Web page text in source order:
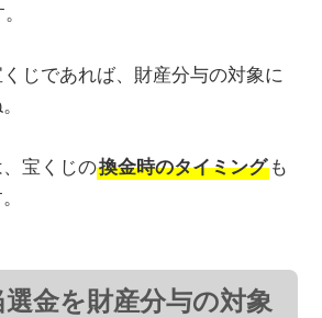
じであれば、財産分与の対象に
宝くじの換金時のタイミング も
金を財産分与の対象